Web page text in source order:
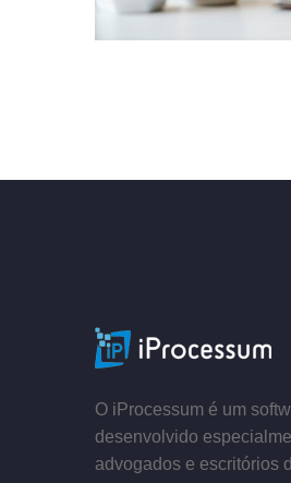
O iProcessum é um
desenvolvido
advogados e escritórios